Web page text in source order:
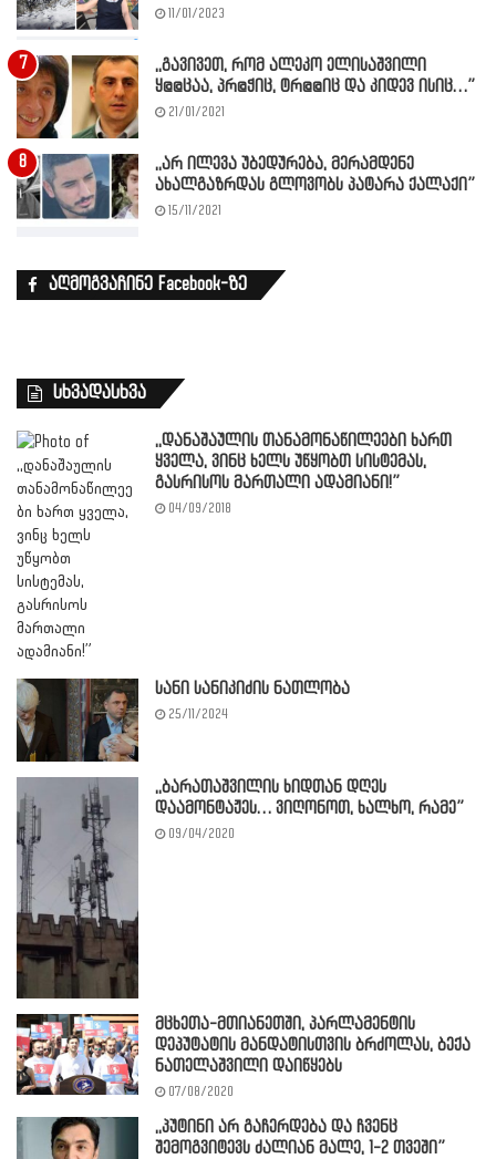
11/01/2023
,,გავივეთ, რომ ალეკო ელისაშვილი
ყ@@ცაა, პრ@ჭიც, ტრ@@იც და კიდევ ისიც…”
21/01/2021
,,არ ილევა უბედურება, მერამდენე
ახალგაზრდას გლოვობს პატარა ქალაქი”
15/11/2021
აღმოგვაჩინე Facebook-ზე
სხვადასხვა
,,დანაშაულის თანამონაწილეები ხართ
ყველა, ვინც ხელს უწყობთ სისტემას,
გასრისოს მართალი ადამიანი!”
04/09/2018
სანი სანიკიძის ნათლობა
25/11/2024
,,ბარათაშვილის ხიდთან დღეს
დაამონტაჟეს… ვიღონოთ, ხალხო, რამე”
09/04/2020
მცხეთა-მთიანეთში, პარლამენტის
დეპუტატის მანდატისთვის ბრძოლას, ბექა
ნათელაშვილი დაიწყებს
07/08/2020
,,პუტინი არ გაჩერდება და ჩვენც
შემოგვიტევს ძალიან მალე, 1-2 თვეში”